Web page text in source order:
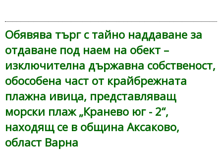
Обявява търг с тайно наддаване за
отдаване под наем на обект –
изключителна държавна собственост,
обособена част от крайбрежната
плажна ивица, представляващ
морски плаж „Кранево юг - 2“,
находящ се в община Аксаково,
област Варна